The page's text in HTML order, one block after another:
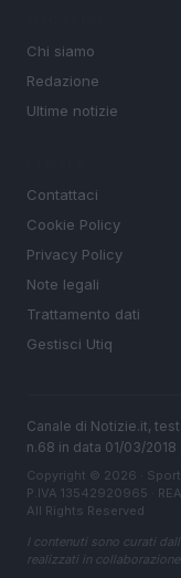
Chi siamo
Redazione
Ultime notizie
Contattaci
Cookie Policy
Privacy Policy
Note legali
Trattamento dati
Gestisci Utiq
Canale di Notizie.it,
n.68 in data 01/03/2018
Copyright © 2026 ·
P.IVA 13542920965 ·
All Rights Reserved
I contenuti sono curati
realizzati in